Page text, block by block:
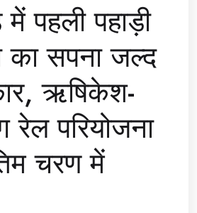
पहली पहाड़ी
का सपना जल्द
ऋषिकेश-
रेल परियोजना
चरण में